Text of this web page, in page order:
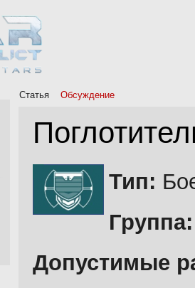
Перейти
навигации
Перейти
поиску
Тип:
Группа:
Допустимые
Статья Обсуждение